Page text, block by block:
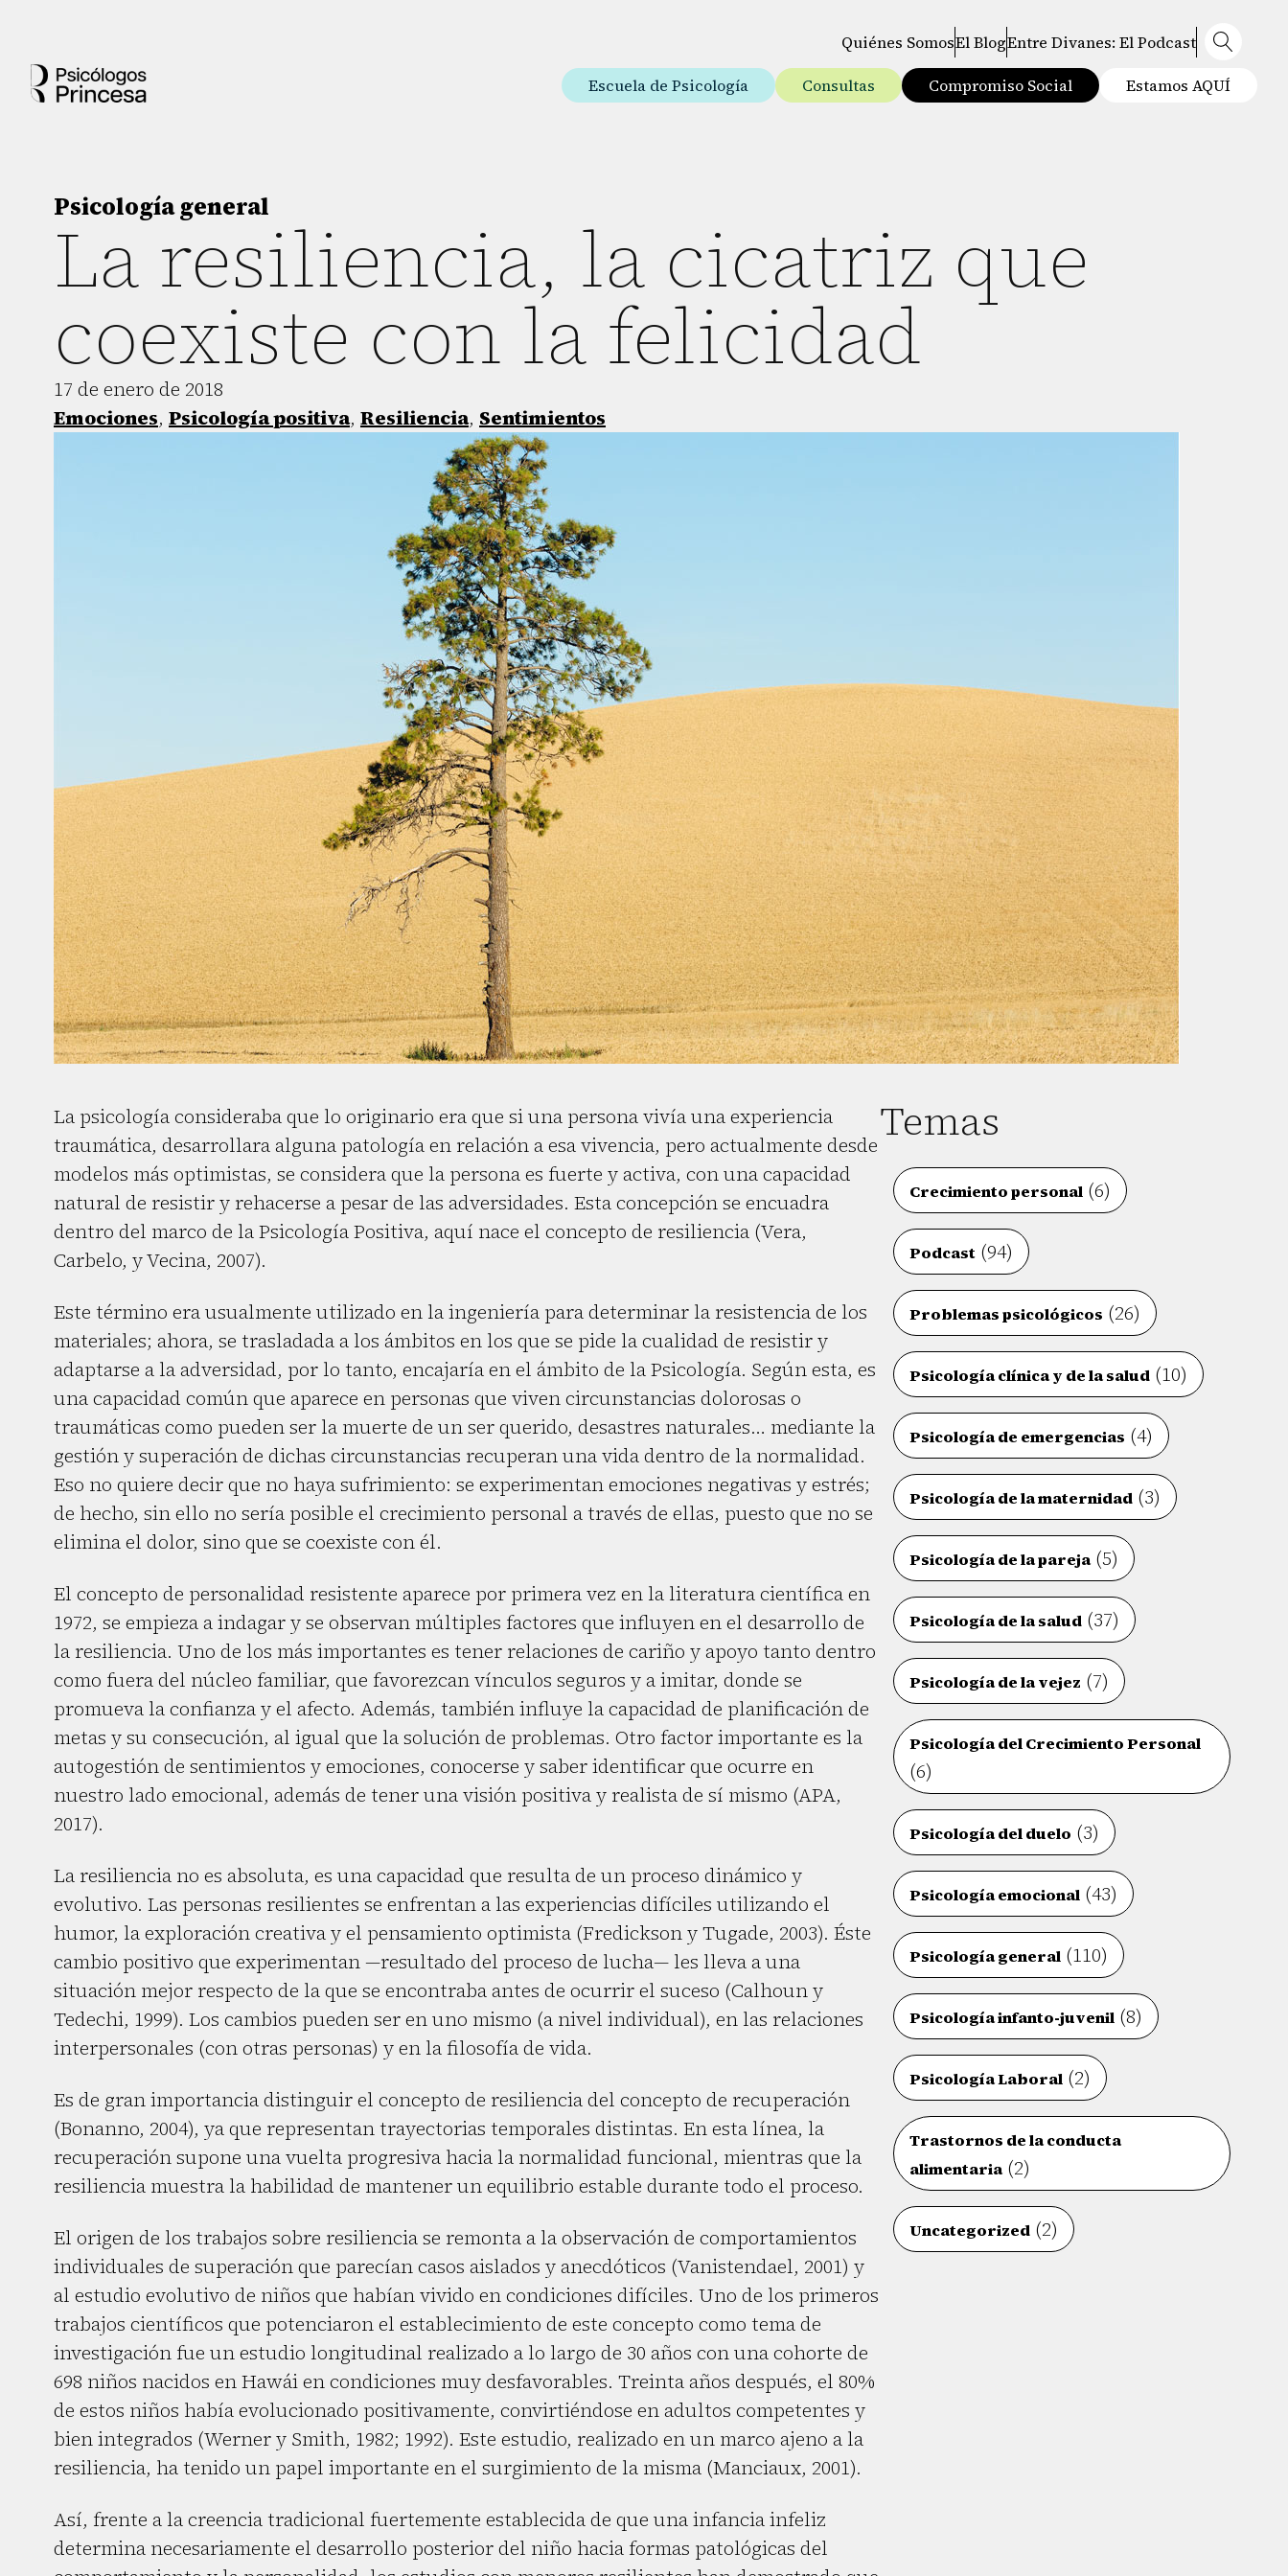
Quiénes SomosEl BlogEntre Divanes: El Podcast
Escuela de Psicología Consultas Compromiso Social Estamos AQUÍ
Psicología general
La resiliencia, la cicatriz que
coexiste con la felicidad
17 de enero de 2018
Emociones, Psicología positiva, Resiliencia, Sentimientos
La psicología consideraba que lo originario era que si una persona vivía una experiencia
traumática, desarrollara alguna patología en relación a esa vivencia, pero actualmente desde
modelos más optimistas, se considera que la persona es fuerte y activa, con una capacidad
natural de resistir y rehacerse a pesar de las adversidades. Esta concepción se encuadra
dentro del marco de la Psicología Positiva, aquí nace el concepto de resiliencia (Vera,
Carbelo, y Vecina, 2007).
Este término era usualmente utilizado en la ingeniería para determinar la resistencia de los
materiales; ahora, se trasladada a los ámbitos en los que se pide la cualidad de resistir y
adaptarse a la adversidad, por lo tanto, encajaría en el ámbito de la Psicología. Según esta, es
una capacidad común que aparece en personas que viven circunstancias dolorosas o
traumáticas como pueden ser la muerte de un ser querido, desastres naturales… mediante la
gestión y superación de dichas circunstancias recuperan una vida dentro de la normalidad.
Eso no quiere decir que no haya sufrimiento: se experimentan emociones negativas y estrés;
de hecho, sin ello no sería posible el crecimiento personal a través de ellas, puesto que no se
elimina el dolor, sino que se coexiste con él.
El concepto de personalidad resistente aparece por primera vez en la literatura científica en
1972, se empieza a indagar y se observan múltiples factores que influyen en el desarrollo de
la resiliencia. Uno de los más importantes es tener relaciones de cariño y apoyo tanto dentro
como fuera del núcleo familiar, que favorezcan vínculos seguros y a imitar, donde se
promueva la confianza y el afecto. Además, también influye la capacidad de planificación de
metas y su consecución, al igual que la solución de problemas. Otro factor importante es la
autogestión de sentimientos y emociones, conocerse y saber identificar que ocurre en
nuestro lado emocional, además de tener una visión positiva y realista de sí mismo (APA,
2017).
La resiliencia no es absoluta, es una capacidad que resulta de un proceso dinámico y
evolutivo. Las personas resilientes se enfrentan a las experiencias difíciles utilizando el
humor, la exploración creativa y el pensamiento optimista (Fredickson y Tugade, 2003). Éste
cambio positivo que experimentan —resultado del proceso de lucha— les lleva a una
situación mejor respecto de la que se encontraba antes de ocurrir el suceso (Calhoun y
Tedechi, 1999). Los cambios pueden ser en uno mismo (a nivel individual), en las relaciones
interpersonales (con otras personas) y en la filosofía de vida.
Es de gran importancia distinguir el concepto de resiliencia del concepto de recuperación
(Bonanno, 2004), ya que representan trayectorias temporales distintas. En esta línea, la
recuperación supone una vuelta progresiva hacia la normalidad funcional, mientras que la
resiliencia muestra la habilidad de mantener un equilibrio estable durante todo el proceso.
El origen de los trabajos sobre resiliencia se remonta a la observación de comportamientos
individuales de superación que parecían casos aislados y anecdóticos (Vanistendael, 2001) y
al estudio evolutivo de niños que habían vivido en condiciones difíciles. Uno de los primeros
trabajos científicos que potenciaron el establecimiento de este concepto como tema de
investigación fue un estudio longitudinal realizado a lo largo de 30 años con una cohorte de
698 niños nacidos en Hawái en condiciones muy desfavorables. Treinta años después, el 80%
de estos niños había evolucionado positivamente, convirtiéndose en adultos competentes y
bien integrados (Werner y Smith, 1982; 1992). Este estudio, realizado en un marco ajeno a la
resiliencia, ha tenido un papel importante en el surgimiento de la misma (Manciaux, 2001).
Así, frente a la creencia tradicional fuertemente establecida de que una infancia infeliz
determina necesariamente el desarrollo posterior del niño hacia formas patológicas del
Temas
Crecimiento personal (6)
Podcast (94)
Problemas psicológicos (26)
Psicología clínica y de la salud (10)
Psicología de emergencias (4)
Psicología de la maternidad (3)
Psicología de la pareja(5)
Psicología de la salud (37)
Psicología de la vejez (7)
Psicología del Crecimiento Personal
(6)
Psicología del duelo (3)
Psicología emocional (43)
Psicología general (110)
Psicología infanto-juvenil (8)
Psicología Laboral (2)
Trastornos de la conducta
alimentaria(2)
Uncategorized (2)